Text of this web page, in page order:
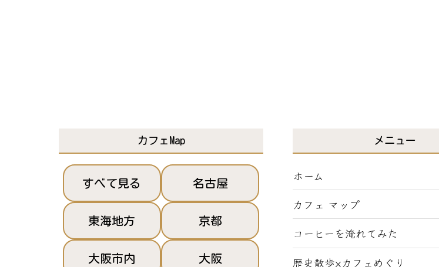
カフェMap
すべて見る 名古屋
東海地方 京都
大阪市内 大阪
メニュー
ホーム
カフェ マップ
コーヒーを淹れてみた
歴史散歩×カフェめぐり